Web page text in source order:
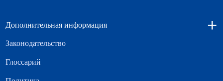
Дополнительная информация +
Законодательство
Глоссарий